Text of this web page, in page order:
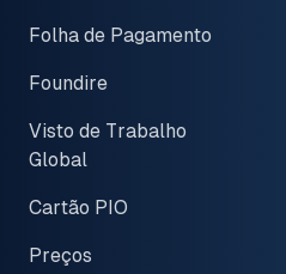
Folha de Pagamento
Foundire
Visto de Trabalho
Global
Cartão PIO
Preços